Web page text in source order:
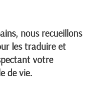
nous recueillons
les traduire et
votre
de vie.